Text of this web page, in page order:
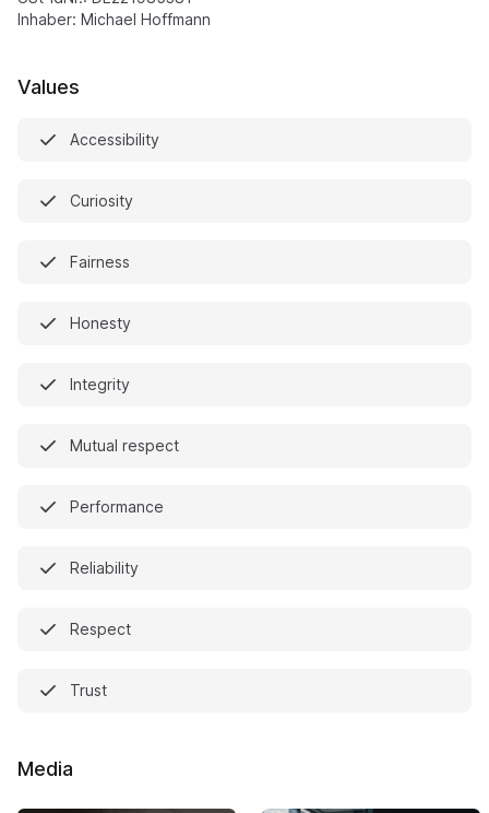
Inhaber: Michael Hoffmann
Values
Accessibility
Curiosity
Fairness
Honesty
Integrity
Mutual respect
Performance
Reliability
Respect
Trust
Media